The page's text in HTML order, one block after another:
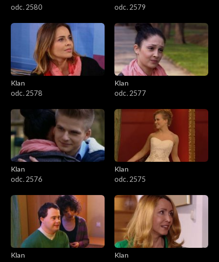
801–900
701–800
601–700
501–600
401–500
301–400
201–300
101–200
odc. 2580
odc. 2579
Klan
odc. 2578
Klan
odc. 2577
Klan
odc. 2576
Klan
odc. 2575
Klan
Klan